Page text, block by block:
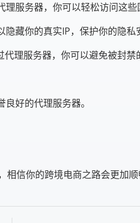
服务器，你可以轻松访问这些
藏你的真实IP，保护你的隐私
理服务器，你可以避免被封禁
好的代理服务器。
信你的跨境电商之路会更加